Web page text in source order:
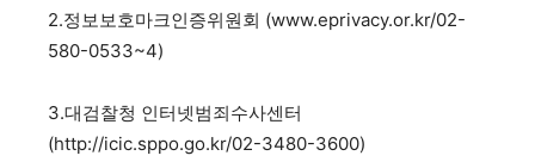
2.정보보호마크인증위원회 (www.eprivacy.or.kr/02-
580-0533~4)
3.대검찰청 인터넷범죄수사센터
(http://icic.sppo.go.kr/02-3480-3600)